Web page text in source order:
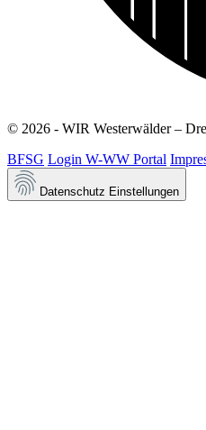
© 2026 - WIR Westerwälder –
BFSG Login W-WW Portal
Datenschutz Einstellungen